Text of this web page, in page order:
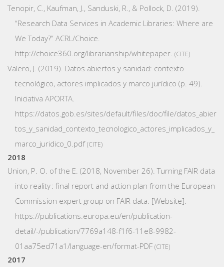
Tenopir, C., Kaufman, J., Sanduski, R., & Pollock, D. (2019).
“Research Data Services in Academic Libraries: Where are
We Today?” ACRL/Choice.
http://choice360.org/librarianship/whitepaper.
CITE
Valero, J. (2019). Datos abiertos y sanidad: contexto
tecnológico, actores implicados y marco jurídico (p. 49).
Iniciativa APORTA.
https://datos.gob.es/sites/default/files/doc/file/datos_abier
tos_y_sanidad_contexto_tecnologico_actores_implicados_y_
marco_juridico_0.pdf CITE
2018
Union, P. O. of the E. (2018, November 26).Turning FAIR data
into reality : final report and action plan from the European
Commission expert group on FAIR data. [Website].
https://publications.europa.eu/en/publication-
detail/-/publication/7769a148-f1f6-11e8-9982-
01aa75ed71a1/language-en/format-PDF CITE
2017